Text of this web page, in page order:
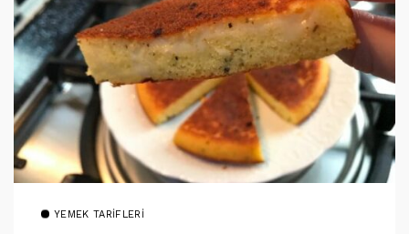
YEMEK TARIFLERI